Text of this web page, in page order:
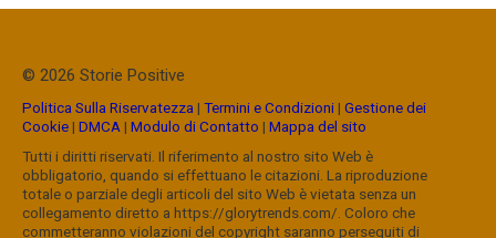
© 2026 Storie Positive
Politica Sulla Riservatezza | Termini e Condizioni| Gestione dei
Cookie| DMCA | Modulo di Contatto | Mappa del sito
Tutti i diritti riservati. Il riferimento al nostro sito Web è
obbligatorio, quando si effettuano le citazioni. La riproduzione
totale o parziale degli articoli del sito Web è vietata senza un
collegamento diretto a https://glorytrends.com/. Coloro che
commetteranno violazioni del copyright saranno perseguiti di